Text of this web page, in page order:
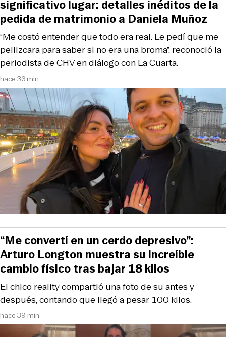
hace 36 min
“Me costó entender que todo era real. Le pedí que me
pellizcara para saber si no era una broma”, reconoció la
periodista de CHV en diálogo con La Cuarta.
significativo lugar: detalles inéditos de la
pedida de matrimonio a Daniela Muñoz
hace 39 min
El chico reality compartió una foto de su antes y
después, contando que llegó a pesar 100 kilos.
“Me convertí en un cerdo depresivo”:
Arturo Longton muestra su increíble
cambio físico tras bajar 18 kilos